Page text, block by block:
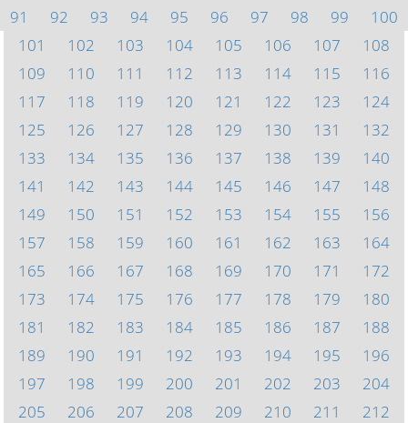
91
92 93 94 95 96 97 98 99
100
101
102 103 104 105 106 107
108
109
110 111 112 113 114 115
116
117
118 119 120 121 122 123
124
125
126 127 128 129 130 131
132
133
134 135 136 137 138 139
140
141
142 143 144 145 146 147
148
149
150 151 152 153 154 155
156
157
158 159 160 161 162 163
164
165
166 167 168 169 170 171
172
173
174 175 176 177 178 179
180
181
182 183 184 185 186 187
188
189
190 191 192 193 194 195
196
197
198 199 200 201 202 203
204
205
206 207 208 209 210 211
212